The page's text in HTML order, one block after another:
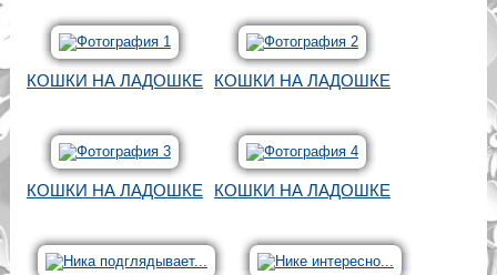
КОШКИ НА ЛАДОШКЕ КОШКИ НА ЛАДОШКЕ
КОШКИ НА ЛАДОШКЕ КОШКИ НА ЛАДОШКЕ